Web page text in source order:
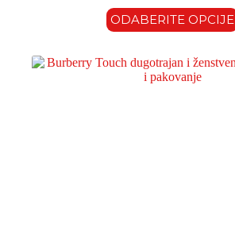
ODABERITE OPCIJE